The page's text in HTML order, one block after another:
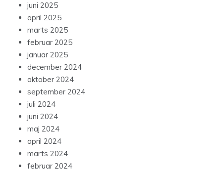
juni 2025
april 2025
marts 2025
februar 2025
januar 2025
december 2024
oktober 2024
september 2024
juli 2024
juni 2024
maj 2024
april 2024
marts 2024
februar 2024